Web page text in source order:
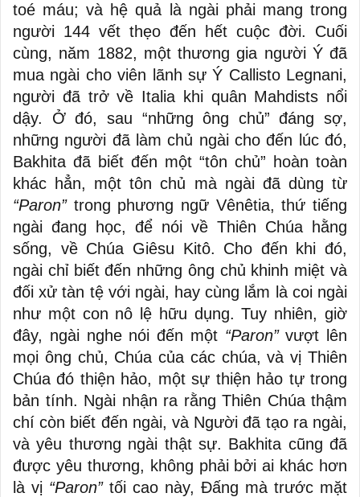
toé máu; và hệ quả là ngài phải mang trong
người 144 vết thẹo đến hết cuộc đời. Cuối
cùng, năm 1882, một thương gia người Ý đã
mua ngài cho viên lãnh sự Ý Callisto Legnani,
người đã trở về Italia khi quân Mahdists nổi
dậy. Ở đó, sau “những ông chủ” đáng sợ,
những người đã làm chủ ngài cho đến lúc đó,
Bakhita đã biết đến một “tôn chủ” hoàn toàn
khác hẳn, một tôn chủ mà ngài đã dùng từ
“Paron”trong phương ngữ Vênêtia, thứ tiếng
ngài đang học, để nói về Thiên Chúa hằng
sống, về Chúa Giêsu Kitô. Cho đến khi đó,
ngài chỉ biết đến những ông chủ khinh miệt và
đối xử tàn tệ với ngài, hay cùng lắm là coi ngài
như một con nô lệ hữu dụng. Tuy nhiên, giờ
đây, ngài nghe nói đến một “Paron”vượt lên
mọi ông chủ, Chúa của các chúa, và vị Thiên
Chúa đó thiện hảo, một sự thiện hảo tự trong
bản tính. Ngài nhận ra rằng Thiên Chúa thậm
chí còn biết đến ngài, và Người đã tạo ra ngài,
và yêu thương ngài thật sự. Bakhita cũng đã
được yêu thương, không phải bởi ai khác hơn
là vị “Paron”tối cao này, Đấng mà trước mặt